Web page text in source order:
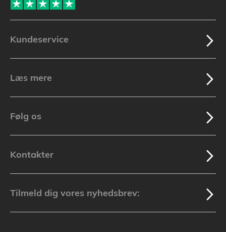
Kundeservice
Læs mere
Følg os
Kontakter
Tilmeld dig vores nyhedsbrev: